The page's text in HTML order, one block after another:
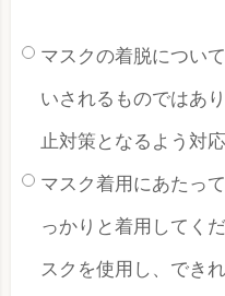
マスクの着脱につい
いされるものではあ
止対策となるよう対
マスク着用にあたっ
っかりと着用してく
スクを使用し、でき